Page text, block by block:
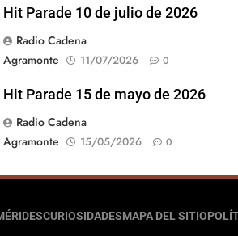
Hit Parade 10 de julio de 2026
Radio Cadena
Agramonte
11/07/2026 0
Hit Parade 15 de mayo de 2026
Radio Cadena
Agramonte
15/05/2026 0
CURIOSIDADESMAPA DEL SITIO